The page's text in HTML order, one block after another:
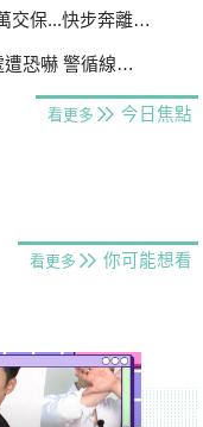
快步奔離不發一語
嚇 警循線追緝
看更多 今日焦點
看更多 你可能想看